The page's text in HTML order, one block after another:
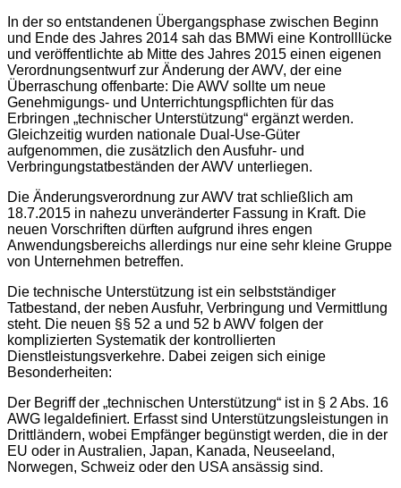
In der so entstandenen Übergangsphase zwischen Beginn
und Ende des Jahres 2014 sah das BMWi eine Kontrolllücke
und veröffentlichte ab Mitte des Jahres 2015 einen eigenen
Verordnungsentwurf zur Änderung der AWV, der eine
Überraschung offenbarte: Die AWV sollte um neue
Genehmigungs- und Unterrichtungspflichten für das
Erbringen „technischer Unterstützung“ ergänzt werden.
Gleichzeitig wurden nationale Dual-Use-Güter
aufgenommen, die zusätzlich den Ausfuhr- und
Verbringungstatbeständen der AWV unterliegen.
Die Änderungsverordnung zur AWV trat schließlich am
18.7.2015 in nahezu unveränderter Fassung in Kraft. Die
neuen Vorschriften dürften aufgrund ihres engen
Anwendungsbereichs allerdings nur eine sehr kleine Gruppe
von Unternehmen betreffen.
Die technische Unterstützung ist ein selbstständiger
Tatbestand, der neben Ausfuhr, Verbringung und Vermittlung
steht. Die neuen §§ 52 a und 52 b AWV folgen der
komplizierten Systematik der kontrollierten
Dienstleistungsverkehre. Dabei zeigen sich einige
Besonderheiten:
Der Begriff der „technischen Unterstützung“ ist in § 2 Abs. 16
AWG legaldefiniert. Erfasst sind Unterstützungsleistungen in
Drittländern, wobei Empfänger begünstigt werden, die in der
EU oder in Australien, Japan, Kanada, Neuseeland,
Norwegen, Schweiz oder den USA ansässig sind.